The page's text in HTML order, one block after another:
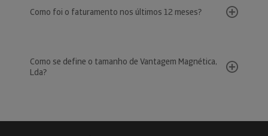
Como foi o faturamento nos últimos 12 meses?
Como se define o tamanho de Vantagem Magnética,
Lda?